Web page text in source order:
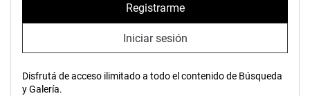
Registrarme
Iniciar sesión
Disfrutá de acceso ilimitado a todo el contenido de Búsqueda
y Galería.